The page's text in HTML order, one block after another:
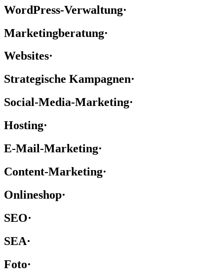
WordPress-Verwaltung·
Marketingberatung·
Websites·
Strategische Kampagnen·
Social-Media-Marketing·
Hosting·
E-Mail-Marketing·
Content-Marketing·
Onlineshop·
SEO·
SEA·
Foto·